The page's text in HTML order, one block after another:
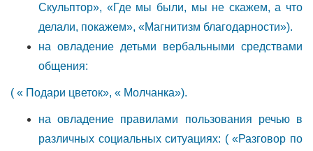
Скульптор», «Где мы были, мы не скажем, а что
делали, покажем», «Магнитизм благодарности»).
на овладение детьми вербальными средствами
общения:
( « Подари цветок», « Молчанка»).
на овладение правилами пользования речью в
различных социальных ситуациях: ( «Разговор по